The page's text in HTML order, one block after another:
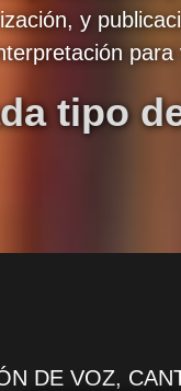
y
tipo
DE VOZ,